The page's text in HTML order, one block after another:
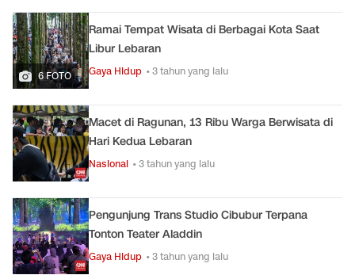
6 FOTO
Ramai Tempat Wisata di Berbagai Kota Saat
Libur Lebaran
Gaya Hidup • 3 tahun yang lalu
Macet di Ragunan, 13 Ribu Warga Berwisata di
Hari Kedua Lebaran
Nasional • 3 tahun yang lalu
Pengunjung Trans Studio Cibubur Terpana
Tonton Teater Aladdin
Gaya Hidup • 3 tahun yang lalu